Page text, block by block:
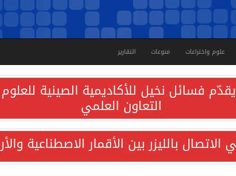
علوم واختراعات منوعات التقارير
فسائل نخيل للأكاديمية الصينية للعلوم
التعاون العلمي
بالليزر بين الأقمار الاصطناعية